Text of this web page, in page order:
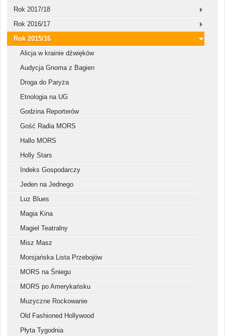
Rok 2017/18
Rok 2016/17
Rok 2015/16
Alicja w krainie dźwięków
Audycja Gnoma z Bagien
Droga do Paryża
Etnologia na UG
Godzina Reporterów
Gość Radia MORS
Hallo MORS
Holly Stars
Indeks Gospodarczy
Jeden na Jednego
Luz Blues
Magia Kina
Magiel Teatralny
Misz Masz
Morsjańska Lista Przebojów
MORS na Śniegu
MORS po Amerykańsku
Muzyczne Rockowanie
Old Fashioned Hollywood
Płyta Tygodnia